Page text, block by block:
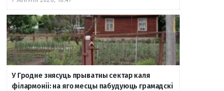
o g r
a
b а
к
У Гродне знясуць прыватны сектар каля
філармоніі: на яго месцы пабудуюць грамадскі